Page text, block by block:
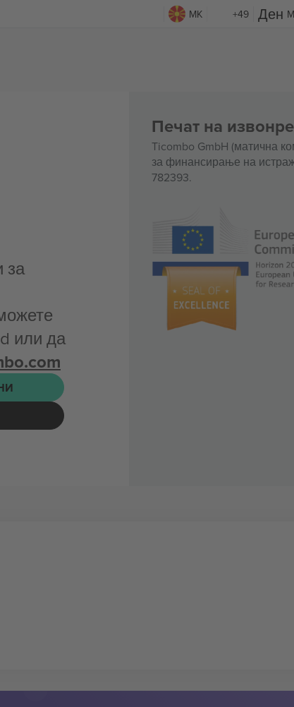
MK +49
за
или да
Печат на
Ticombo GmbH (матична
за финансирање на
782393.